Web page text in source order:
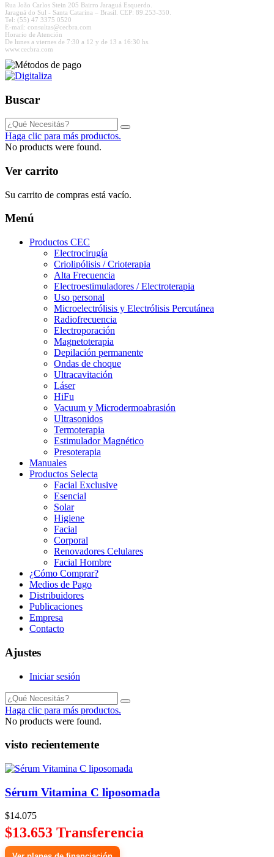
Rua João Carlos Stein 205 Bairro Jaraguá Esquerdo.
Jaraguá do Sul - Santa Catarina – Brasil. CEP: 89.253-350.
Tel: (55) 47 3375 0520
E-mail: consultas@cecbra.com
Horario de Atención
De lunes a viernes de 7:30 a 12 y de 13 a 16:30 hs.
www.cecbra.com
Buscar
Haga clic para más productos.
No products were found.
Ver carrito
Su carrito de compras está vacío.
Menú
Productos CEC
Electrocirugía
Criolipólisis / Crioterapia
Alta Frecuencia
Electroestimuladores / Electroterapia
Uso personal
Microelectrólisis y Electrólisis Percutánea
Radiofrecuencia
Electroporación
Magnetoterapia
Depilación permanente
Ondas de choque
Ultracavitación
Láser
HiFu
Vacuum y Microdermoabrasión
Ultrasonidos
Termoterapia
Estimulador Magnético
Presoterapia
Manuales
Productos Selecta
Facial Exclusive
Esencial
Solar
Higiene
Facial
Corporal
Renovadores Celulares
Facial Hombre
¿Cómo Comprar?
Medios de Pago
Distribuidores
Publicaciones
Empresa
Contacto
Ajustes
Iniciar sesión
Haga clic para más productos.
No products were found.
visto recientemente
Sérum Vitamina C liposomada
$14.075
$13.653 Transferencia